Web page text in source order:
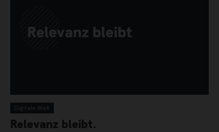
Digitale Welt
Relevanz bleibt.